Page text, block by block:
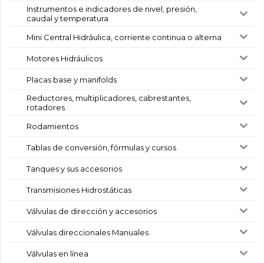
Instrumentos e indicadores de nivel, presión,
caudal y temperatura
Mini Central Hidráulica, corriente continua o alterna
Motores Hidráulicos
Placas base y manifolds
Reductores, multiplicadores, cabrestantes,
rotadores
Rodamientos
Tablas de conversión, fórmulas y cursos
Tanques y sus accesorios
Transmisiones Hidrostáticas
Válvulas de dirección y accesorios
Válvulas direccionales Manuales
Válvulas en línea